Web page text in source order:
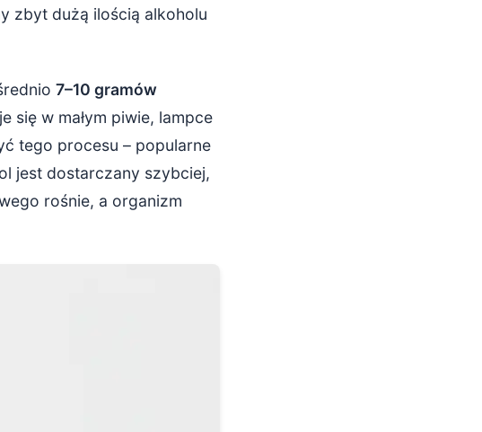
zbyt dużą ilością alkoholu
7–10 gramów
się w małym piwie, lampce
tego procesu – popularne
jest dostarczany szybciej,
rośnie, a organizm